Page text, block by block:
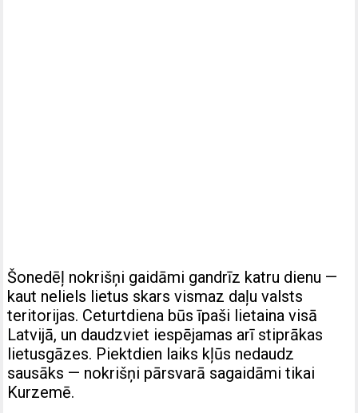
Šonedēļ nokrišņi gaidāmi gandrīz katru dienu —
kaut neliels lietus skars vismaz daļu valsts
teritorijas. Ceturtdiena būs īpaši lietaina visā
Latvijā, un daudzviet iespējamas arī stiprākas
lietusgāzes. Piektdien laiks kļūs nedaudz
sausāks — nokrišņi pārsvarā sagaidāmi tikai
Kurzemē.